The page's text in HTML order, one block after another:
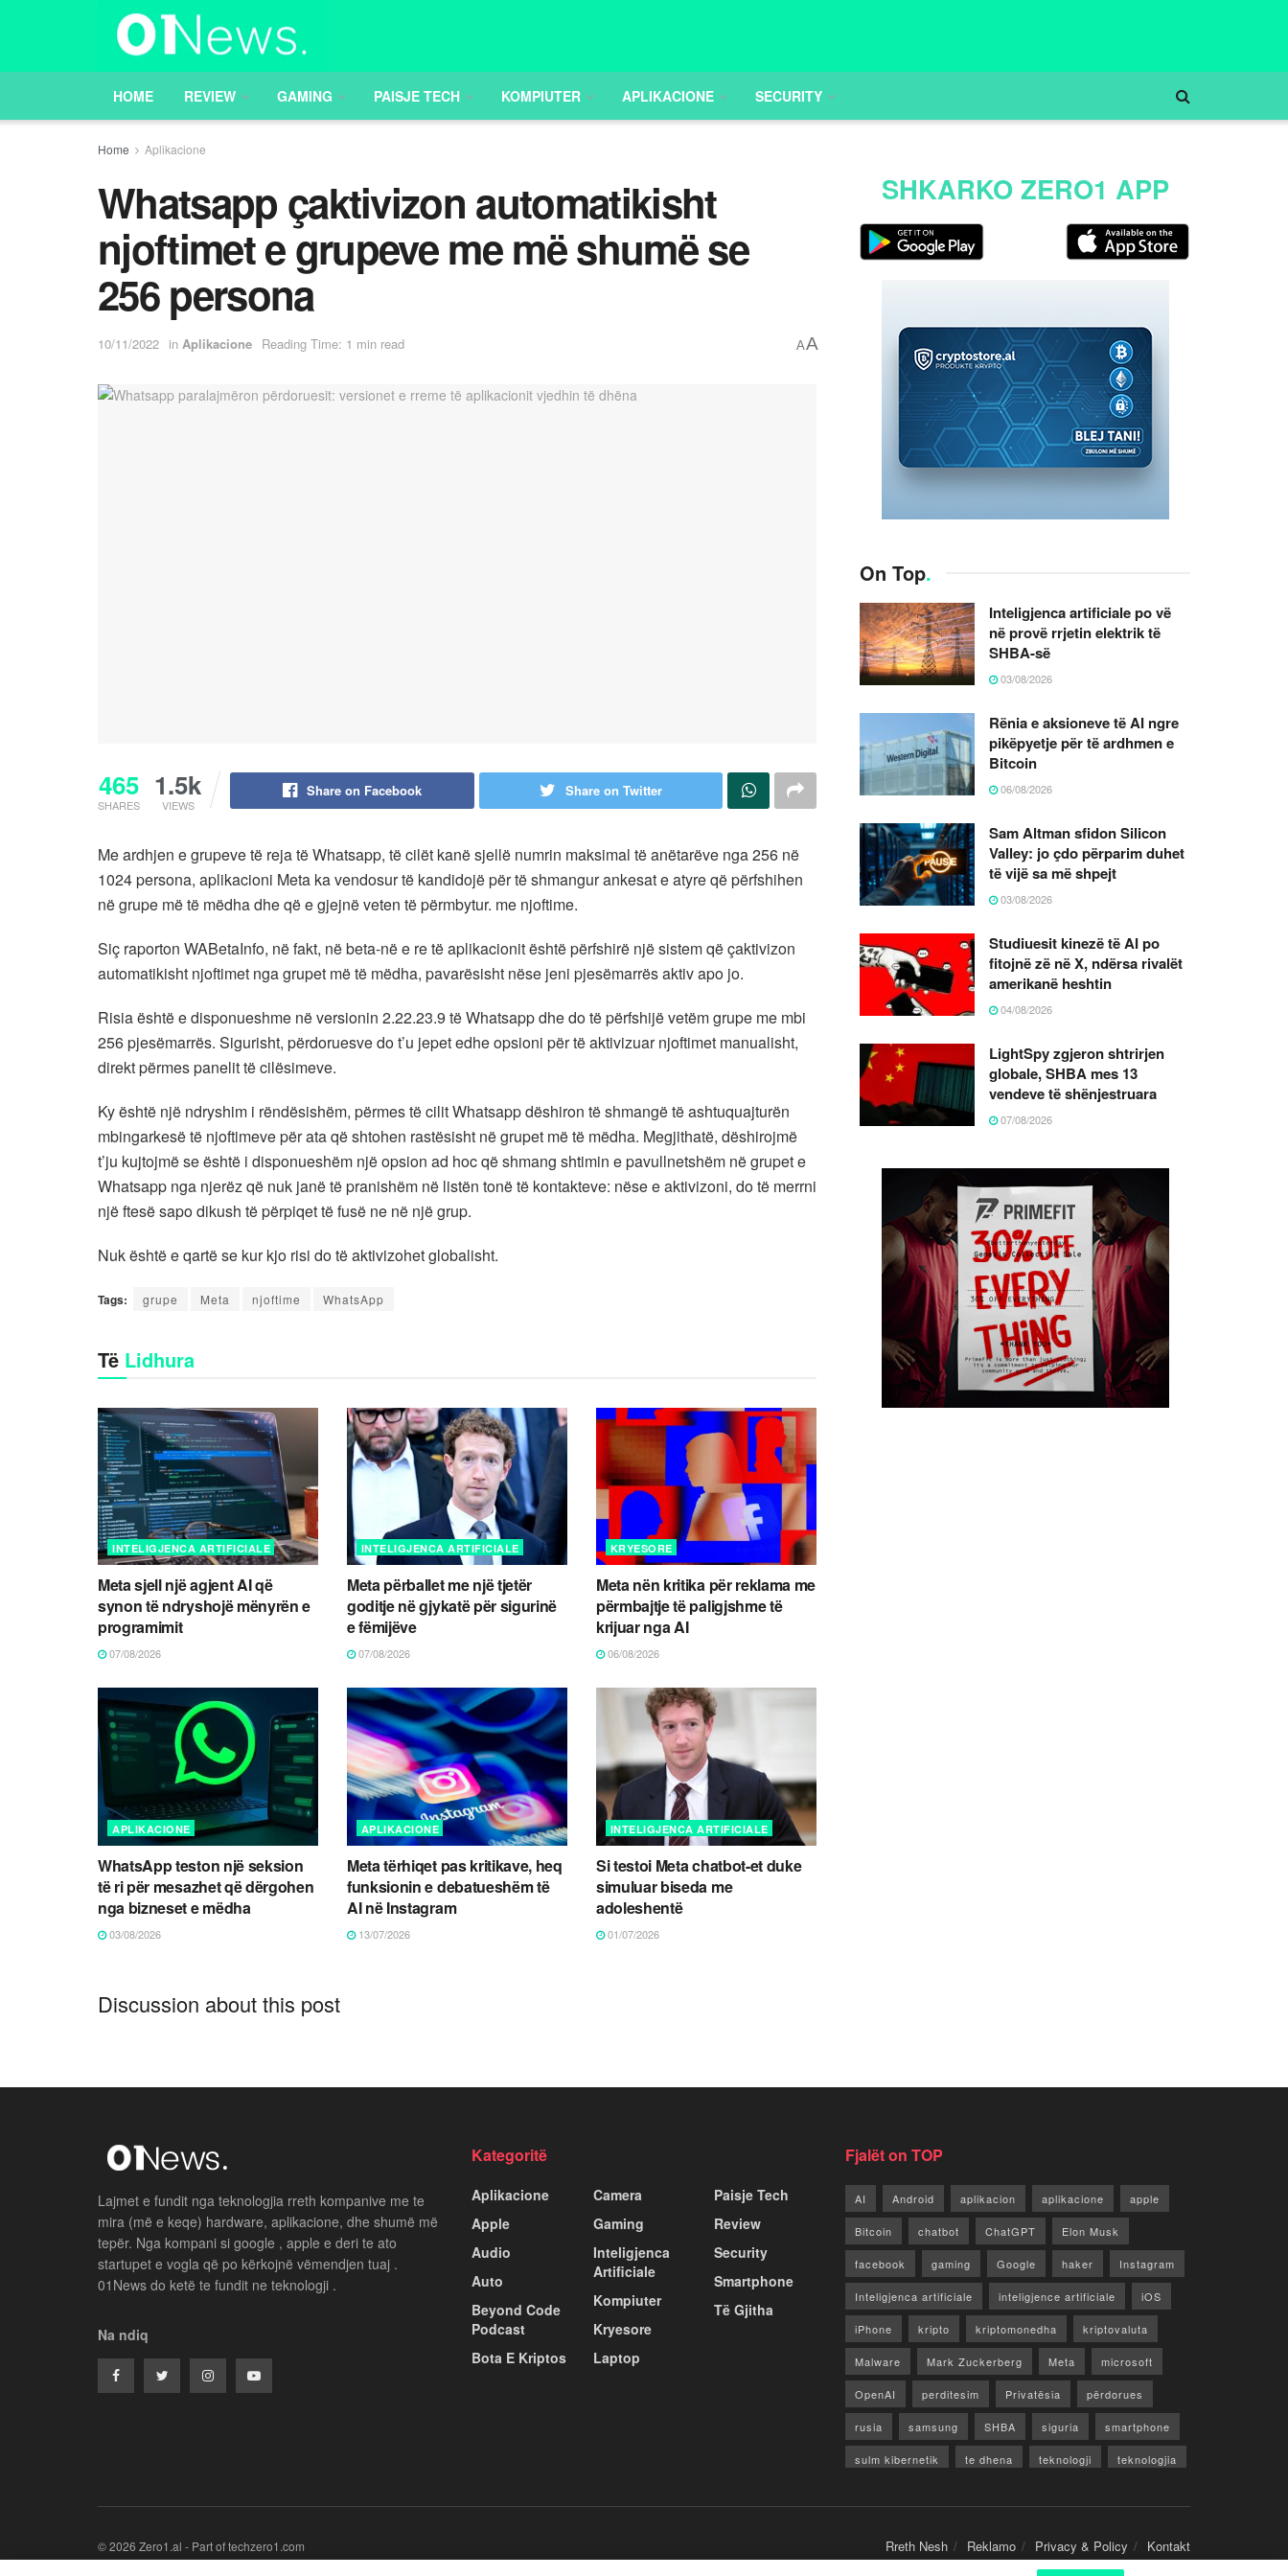
HOME REVIEW GAMING PAISJE TECH KOMPIUTER APLIKACIONE SECURITY
Home Aplikacione
Whatsapp çaktivizon automatikisht
njoftimet e grupeve me më shumë se
256 persona
10/11/2022 in Aplikacione Reading Time: 1 min read AA
465
SHARES
1.5k
VIEWS
Share on Facebook Share on Twitter
Me ardhjen e grupeve të reja të Whatsapp, të cilët kanë sjellë numrin maksimal të anëtarëve nga 256 në
1024 persona, aplikacioni Meta ka vendosur të kandidojë për të shmangur ankesat e atyre që përfshihen
në grupe më të mëdha dhe që e gjejnë veten të përmbytur. me njoftime.
Siç raporton WABetaInfo, në fakt, në beta-në e re të aplikacionit është përfshirë një sistem që çaktivizon
automatikisht njoftimet nga grupet më të mëdha, pavarësisht nëse jeni pjesëmarrës aktiv apo jo.
Risia është e disponueshme në versionin 2.22.23.9 të Whatsapp dhe do të përfshijë vetëm grupe me mbi
256 pjesëmarrës. Sigurisht, përdoruesve do t’u jepet edhe opsioni për të aktivizuar njoftimet manualisht,
direkt përmes panelit të cilësimeve.
Ky është një ndryshim i rëndësishëm, përmes të cilit Whatsapp dëshiron të shmangë të ashtuquajturën
mbingarkesë të njoftimeve për ata që shtohen rastësisht në grupet më të mëdha. Megjithatë, dëshirojmë
t’ju kujtojmë se është i disponueshëm një opsion ad hoc që shmang shtimin e pavullnetshëm në grupet e
Whatsapp nga njerëz që nuk janë të pranishëm në listën tonë të kontakteve: nëse e aktivizoni, do të merrni
një ftesë sapo dikush të përpiqet të fusë ne në një grup.
Nuk është e qartë se kur kjo risi do të aktivizohet globalisht.
Tags: grupe Meta njoftime WhatsApp
Të Lidhura
INTELIGJENCA ARTIFICIALE
Meta sjell një agjent AI që
synon të ndryshojë mënyrën e
programimit
07/08/2026
INTELIGJENCA ARTIFICIALE
Meta përballet me një tjetër
goditje në gjykatë për sigurinë
e fëmijëve
07/08/2026
KRYESORE
Meta nën kritika për reklama me
përmbajtje të paligjshme të
krijuar nga AI
06/08/2026
APLIKACIONE
WhatsApp teston një seksion
të ri për mesazhet që dërgohen
nga bizneset e mëdha
03/08/2026
APLIKACIONE
Meta tërhiqet pas kritikave, heq
funksionin e debatueshëm të
AI në Instagram
13/07/2026
INTELIGJENCA ARTIFICIALE
Si testoi Meta chatbot-et duke
simuluar biseda me
adoleshentë
01/07/2026
Discussion about this post
SHKARKO ZERO1 APP
On Top.
Inteligjenca artificiale po vë
në provë rrjetin elektrik të
SHBA-së
03/08/2026
Rënia e aksioneve të AI ngre
pikëpyetje për të ardhmen e
Bitcoin
06/08/2026
Sam Altman sfidon Silicon
Valley: jo çdo përparim duhet
të vijë sa më shpejt
03/08/2026
Studiuesit kinezë të AI po
fitojnë zë në X, ndërsa rivalët
amerikanë heshtin
04/08/2026
LightSpy zgjeron shtrirjen
globale, SHBA mes 13
vendeve të shënjestruara
07/08/2026
Lajmet e fundit nga teknologjia rreth kompanive me te
mira (më e keqe) hardware, aplikacione, dhe shumë më
tepër. Nga kompani si google , apple e deri te ato
startupet e vogla që po kërkojnë vëmendjen tuaj .
01News do ketë te fundit ne teknologji .
Na ndiq
Kategoritë
Aplikacione
Apple
Audio
Auto
Beyond Code
Podcast
Bota E Kriptos
Camera
Gaming
Inteligjenca
Artificiale
Kompiuter
Kryesore
Laptop
Paisje Tech
Review
Security
Smartphone
Të Gjitha
Fjalët on TOP
AI Android aplikacion aplikacione apple
Bitcoin chatbot ChatGPT Elon Musk
facebook gaming Google haker Instagram
Inteligjenca artificiale inteligjence artificiale iOS
iPhone kripto kriptomonedha kriptovaluta
Malware Mark Zuckerberg Meta microsoft
OpenAI perditesim Privatësia përdorues
rusia samsung SHBA siguria smartphone
sulm kibernetik te dhena teknologji teknologjia
Rreth Nesh Reklamo Privacy & Policy Kontakt
© 2026 Zero1.al - Part of techzero1.com